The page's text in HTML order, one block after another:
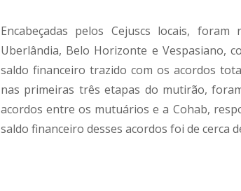
Encabeçadas pelos Cejuscs locais,
Uberlândia, Belo Horizonte e Vespasiano,
saldo financeiro trazido com os acordos
nas primeiras três etapas do mutirão,
acordos entre os mutuários e a Cohab,
saldo financeiro desses acordos foi de cerca